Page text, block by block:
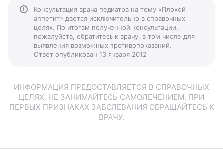
Консультация врача педиатра на тему «Плохой
аппетит» дается исключительно в справочных
целях. По итогам полученной консультации,
пожалуйста, обратитесь к врачу, в том числе для
выявления возможных противопоказаний.
Ответ опубликован 13 января 2012
ИНФОРМАЦИЯ ПРЕДОСТАВЛЯЕТСЯ В СПРАВОЧНЫХ
ЦЕЛЯХ. НЕ ЗАНИМАЙТЕСЬ САМОЛЕЧЕНИЕМ. ПРИ
ПЕРВЫХ ПРИЗНАКАХ ЗАБОЛЕВАНИЯ ОБРАЩАЙТЕСЬ К
ВРАЧУ.